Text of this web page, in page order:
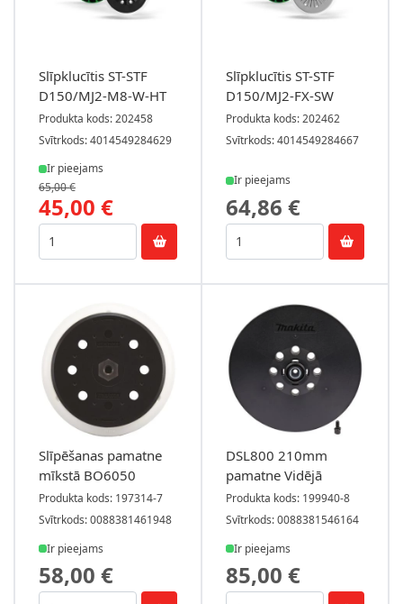
Slīpklucītis ST-STF
D150/MJ2-M8-W-HT
Produkta kods: 202458
Svītrkods: 4014549284629
Ir pieejams
45,00 €
65,00 €
Slīpklucītis ST-STF
D150/MJ2-FX-SW
Produkta kods: 202462
Svītrkods: 4014549284667
Ir pieejams
64,86 €
Slīpēšanas pamatne
mīkstā BO6050
Produkta kods: 197314-7
Svītrkods: 0088381461948
Ir pieejams
58,00 €
DSL800 210mm
pamatne Vidējā
Produkta kods: 199940-8
Svītrkods: 0088381546164
Ir pieejams
85,00 €